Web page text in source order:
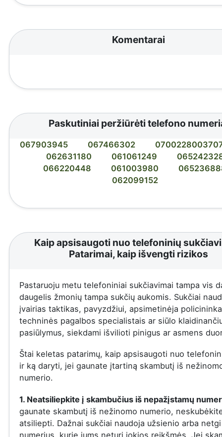
Komentarai
Paskutiniai peržiūrėti telefono
067903945 067466302
062631180
061061249
066220448
061003980
062099152
Kaip apsisaugoti nuo telefoninių
Patarimai, kaip išvengti rizikos
Pastaruoju metu telefoniniai sukčiavimai tampa vis
daugelis žmonių tampa sukčių aukomis. Sukčiai
įvairias taktikas, pavyzdžiui, apsimetinėja
techninės pagalbos specialistais ar siūlo
pasiūlymus, siekdami išvilioti pinigus ar asmens
Štai keletas patarimų, kaip apsisaugoti nuo
ir ką daryti, jei gaunate įtartiną skambutį iš
numerio.
1. Neatsiliepkite į skambučius iš nepažįstamų
gaunate skambutį iš nežinomo numerio,
atsiliepti. Dažnai sukčiai naudoja užsienio arba
numerius, kurie jums neturi jokios reikšmės. Jei